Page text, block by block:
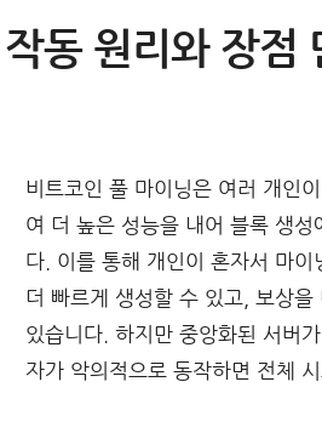
동 원리와 장점
비트코인 풀 마이닝은 여러 개인
여 더 높은 성능을 내어 블록 생성
다. 이를 통해 개인이 혼자서 마이
더 빠르게 생성할 수 있고, 보상을
있습니다. 하지만 중앙화된 서버
자가 악의적으로 동작하면 전체